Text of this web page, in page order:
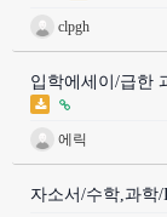
clpgh
입학에세이/급한
에릭
자소서/수학,과학